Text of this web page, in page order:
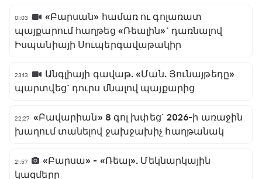
01:03
«Բարսան» համառ ու գոլառատ
պայքարում հաղթեց «Ռեալին»` դառնալով
Իսպանիայի Սուպերգավաթակիր
23:13
Անգլիայի գավաթ. «Ման. Յունայթեդը»
պարտվեց` դուրս մնալով պայքարից
22:27 «Բավարիան» 8 գոլ խփեց` 2026-ի առաջին
խաղում տանելով ջախջախիչ հաղթանակ
21:57
«Բարսա» - «Ռեալ». Մեկնարկային
կազմերը